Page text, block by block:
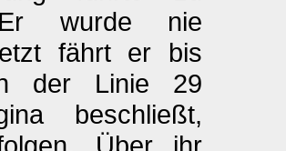
wurde nie
fährt er bis
der Linie 29
beschließt,